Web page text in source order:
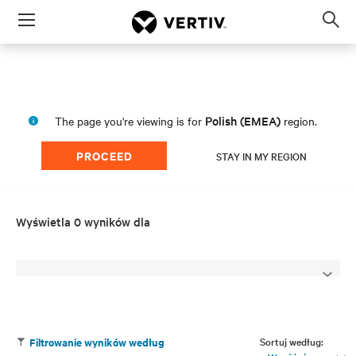
Menu
The page you're viewing is for Polish (EMEA) region.
PROCEED STAY IN MY REGION
Wyświetla 0 wyników dla
Sortuj według:
Filtrowanie wyników według